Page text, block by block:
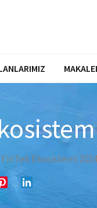
Ekosistemi